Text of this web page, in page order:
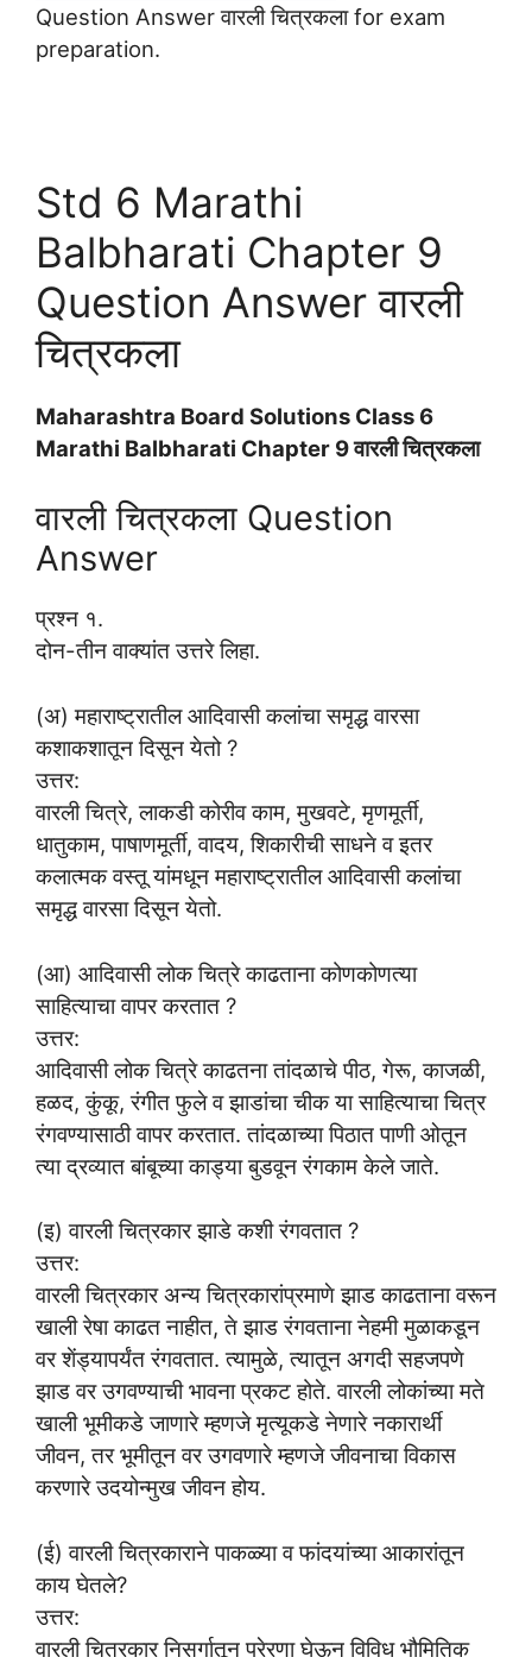
Question Answer वारली चित्रकला for exam
preparation.
Std 6 Marathi
Balbharati Chapter 9
Question Answer वारली
चित्रकला
Maharashtra Board Solutions Class 6
Marathi Balbharati Chapter 9 वारली चित्रकला
वारली चित्रकला Question
Answer
प्रश्न १.
दोन-तीन वाक्यांत उत्तरे लिहा.
(अ) महाराष्ट्रातील आदिवासी कलांचा समृद्ध वारसा
कशाकशातून दिसून येतो ?
उत्तर:
वारली चित्रे, लाकडी कोरीव काम, मुखवटे, मृणमूर्ती,
धातुकाम, पाषाणमूर्ती, वादय, शिकारीची साधने व इतर
कलात्मक वस्तू यांमधून महाराष्ट्रातील आदिवासी कलांचा
समृद्ध वारसा दिसून येतो.
(आ) आदिवासी लोक चित्रे काढताना कोणकोणत्या
साहित्याचा वापर करतात ?
उत्तर:
आदिवासी लोक चित्रे काढतना तांदळाचे पीठ, गेरू, काजळी,
हळद, कुंकू, रंगीत फुले व झाडांचा चीक या साहित्याचा चित्र
रंगवण्यासाठी वापर करतात. तांदळाच्या पिठात पाणी ओतून
त्या द्रव्यात बांबूच्या काड्या बुडवून रंगकाम केले जाते.
(इ) वारली चित्रकार झाडे कशी रंगवतात ?
उत्तर:
वारली चित्रकार अन्य चित्रकारांप्रमाणे झाड काढताना वरून
खाली रेषा काढत नाहीत, ते झाड रंगवताना नेहमी मुळाकडून
वर शेंड्यापर्यंत रंगवतात. त्यामुळे, त्यातून अगदी सहजपणे
झाड वर उगवण्याची भावना प्रकट होते. वारली लोकांच्या मते
खाली भूमीकडे जाणारे म्हणजे मृत्यूकडे नेणारे नकारार्थी
जीवन, तर भूमीतून वर उगवणारे म्हणजे जीवनाचा विकास
करणारे उदयोन्मुख जीवन होय.
(ई) वारली चित्रकाराने पाकळ्या व फांदयांच्या आकारांतून
काय घेतले?
उत्तर:
वारली चित्रकार निसर्गातून प्रेरणा घेऊन विविध भौमितिक